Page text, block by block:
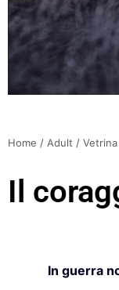
Home / Adult / Vetrina
Il
In guerra